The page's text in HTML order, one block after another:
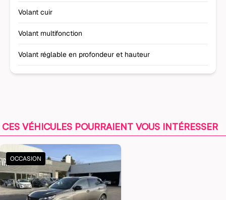
Volant cuir
Volant multifonction
Volant réglable en profondeur et hauteur
CES VÉHICULES POURRAIENT VOUS INTÉRESSER
OCCASION